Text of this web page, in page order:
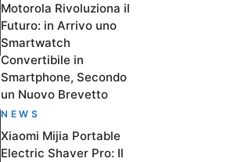
Motorola Rivoluziona il
Futuro: in Arrivo uno
Smartwatch
Convertibile in
Smartphone, Secondo
un Nuovo Brevetto
NEWS
Xiaomi Mijia Portable
Electric Shaver Pro: Il